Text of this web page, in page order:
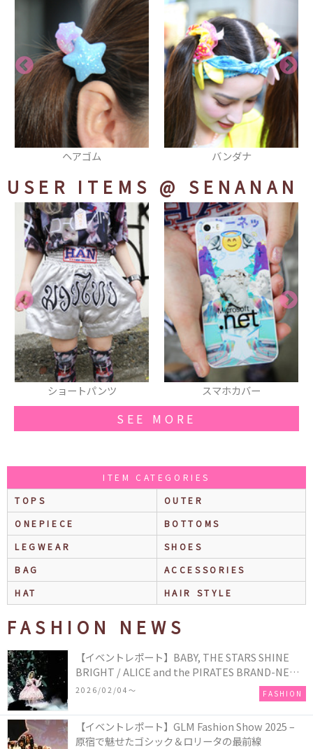
バンダナ シャツ
USER ITEMS @ SENANAN
スマホカバー お団子カバー
SEE MORE
ITEM CATEGORIES
TOPS
OUTER
ONEPIECE
BOTTOMS
LEGWEAR
SHOES
BAG
ACCESSORIES
HAT
HAIR STYLE
FASHION NEWS
【イベントレポート】BABY, THE STARS SHINE
BRIGHT / ALICE and the PIRATES BRAND-NEW
COLLECTION in TOKYO
2026/02/04〜 FASHION
【イベントレポート】GLM Fashion Show 2025 –
原宿で魅せたゴシック＆ロリータの最前線